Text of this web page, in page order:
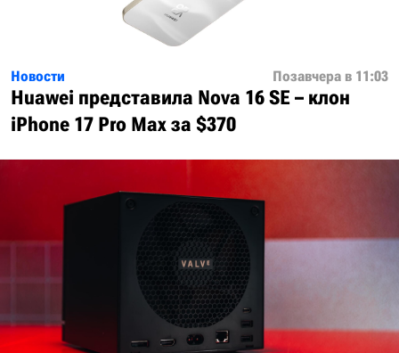
Новости Позавчера в 11:03
Huawei представила Nova 16 SE – клон
iPhone 17 Pro Max за $370